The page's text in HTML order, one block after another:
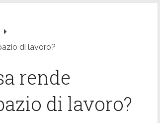
di lavoro?
rende
di lavoro?